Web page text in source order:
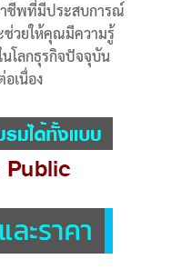
าชีพที่มีประสบการณ์
ช่วยให้คุณมีความรู้
โลกธุรกิจปัจจุบัน
เนื่อง